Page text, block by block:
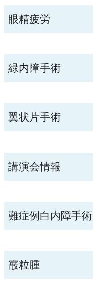
眼精疲労
緑内障手術
翼状片手術
講演会情報
難症例白内障手術
霰粒腫